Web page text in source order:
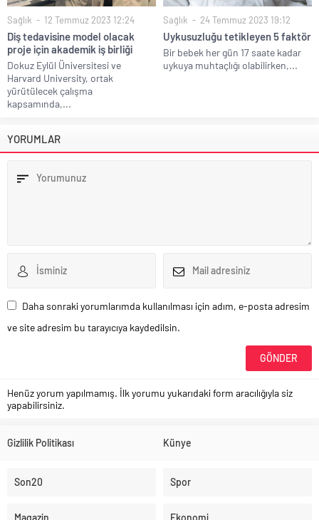
Sağlık 12 Temmuz 2023 12:24
Diş tedavisine model olacak
proje için akademik iş birliği
Dokuz Eylül Üniversitesi ve
Harvard University, ortak
yürütülecek çalışma
kapsamında,...
Sağlık 24 Temmuz 2023 19:12
Uykusuzluğu tetikleyen 5 faktör
Bir bebek her gün 17 saate kadar
uykuya muhtaçlığı olabilirken,...
YORUMLAR
Daha sonraki yorumlarımda kullanılması için adım, e-posta adresim
ve site adresim bu tarayıcıya kaydedilsin.
Henüz yorum yapılmamış. İlk yorumu yukarıdaki form aracılığıyla siz
yapabilirsiniz.
Gizlilik Politikası Künye
Son20 Spor
Magazin Ekonomi